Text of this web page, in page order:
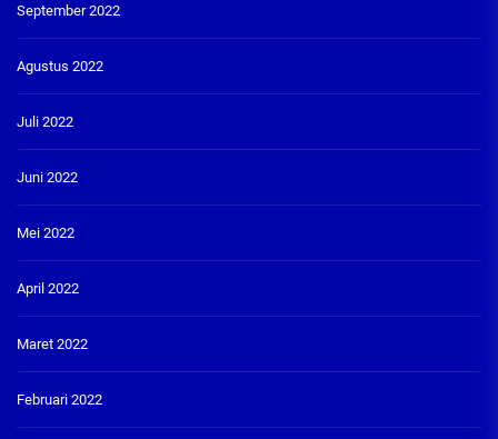
September 2022
Agustus 2022
Juli 2022
Juni 2022
Mei 2022
April 2022
Maret 2022
Februari 2022